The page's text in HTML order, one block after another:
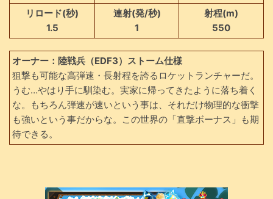
リロード(秒)
1.5
連射(発/秒)
1
射程(m)
550
オーナー：陸戦兵（EDF3）ストーム仕様
狙撃も可能な高弾速・長射程を誇るロケットランチャーだ。
うむ…やはり手に馴染む。実家に帰ってきたように落ち着く
な。もちろん弾速が速いという事は、それだけ物理的な衝撃
も強いという事だからな。この世界の「直撃ボーナス」も期
待できる。